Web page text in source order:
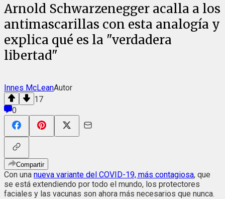
Arnold Schwarzenegger acalla a los
antimascarillas con esta analogía y
explica qué es la "verdadera
libertad"
Innes McLeanAutor
17
0
Compartir
Con una nueva variante del COVID-19, más contagiosa, que
se está extendiendo por todo el mundo, los protectores
faciales y las vacunas son ahora más necesarios que nunca.